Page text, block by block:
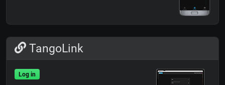
TangoLink
Log in